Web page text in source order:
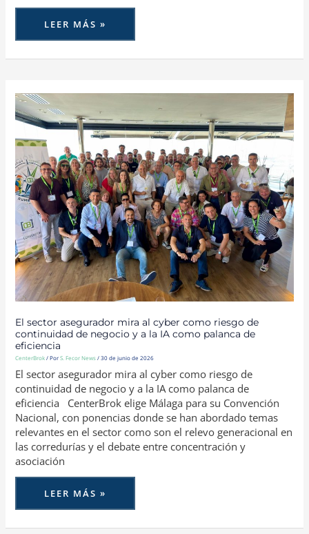
LEER MÁS »
El sector asegurador mira al cyber como riesgo de
continuidad de negocio y a la IA como palanca de
eficiencia
CenterBrok/ PorS. Fecor News/30 de junio de 2026
El sector asegurador mira al cyber como riesgo de
continuidad de negocio y a la IA como palanca de
eficiencia CenterBrok elige Málaga para su Convención
Nacional, con ponencias donde se han abordado temas
relevantes en el sector como son el relevo generacional en
las corredurías y el debate entre concentración y
asociación
EL
SECTOR
ASEGURADOR
MIRA
AL
CYBER
COMO
RIESGO
DE
CONTINUIDAD
DE
NEGOCIO
Y
A
LA
IA
COMO
PALANCA
DE
EFICIENCIA
LEER MÁS »